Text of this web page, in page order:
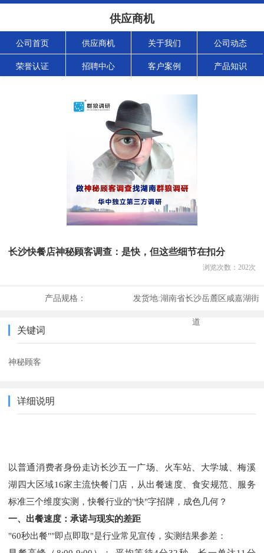
供应商机
公司首页 供应商机 关于我们 公司动态
荣誉认证 招聘中心 客户案例 产品知识
长沙快餐店神秘顾客调查：是快，但这些细节在扣分
浏览次数： 202次
产品规格： 发货地:湖南省长沙岳麓区咸嘉湖街
道
关键词
神秘顾客
详细说明
以普通消费者身份走访长沙五一广场、火车站、大学城、梅溪
湖四大区域16家主流快餐门店，从出餐速度、食安规范、服务
标准三个维度实测，快餐行业的"快"字招牌，成色几何？
一、出餐速度：承诺与现实的差距
"60秒出餐""即点即取"是行业常见宣传，实测结果参差：